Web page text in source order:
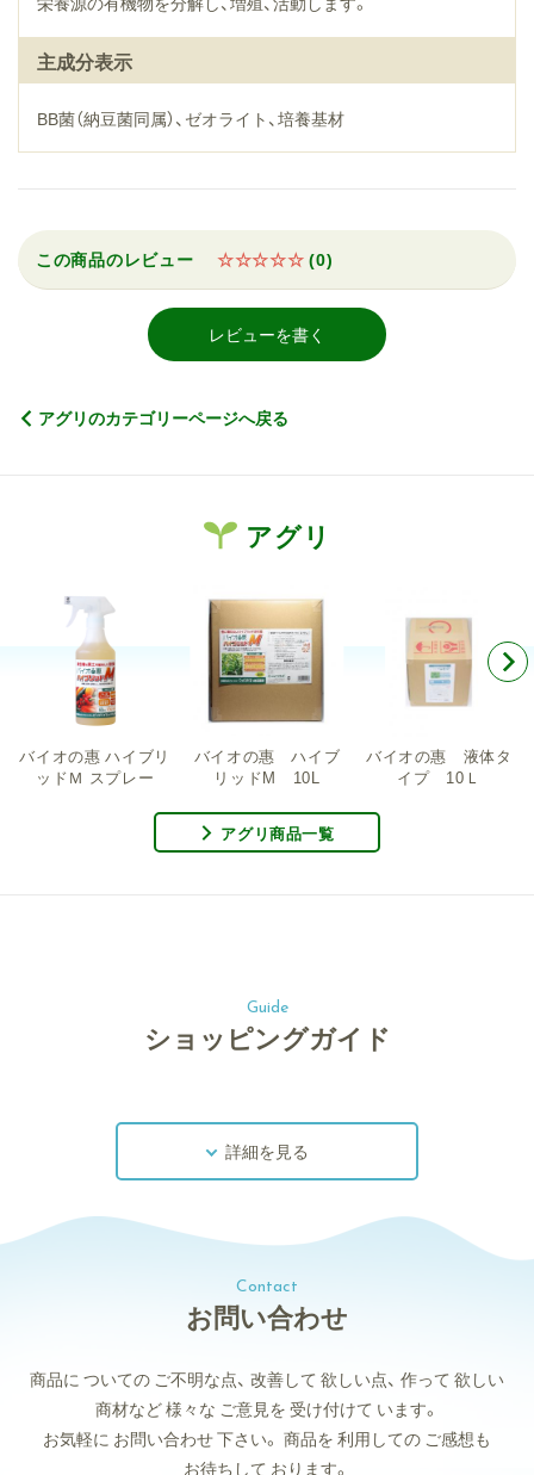
主成分表示
BB菌（納豆菌同属）、ゼオライト、培養基材
この商品のレビュー ☆☆☆☆☆(0)
レビューを書く
アグリのカテゴリーページへ戻る
アグリ
バイオの惠 ハイブリ
ッドＭ スプレー
バイオの惠 ハイブ
リッドM 10L
バイオの惠 液体タ
イプ 10Ｌ
アグリ商品一覧
Guide
ショッピングガイド
詳細を見る
Contact
お問い合わせ
商品に ついての ご不明な点、 改善して 欲しい点、 作って 欲しい
商材など様々な ご意見を 受け付けて います。
お気軽に お問い合わせ下さい。 商品を 利用しての ご感想も
お待ちして おります。